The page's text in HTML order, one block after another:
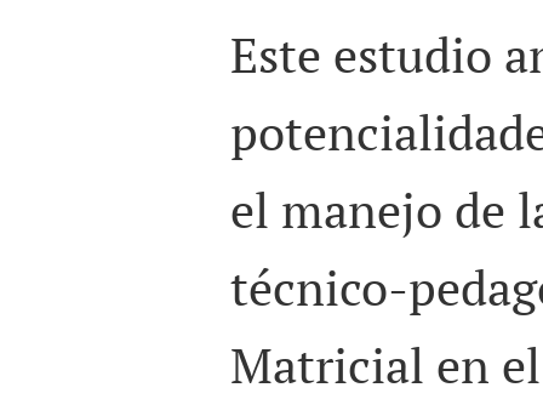
Este estudio
el manejo de
técnico-
Matricial en